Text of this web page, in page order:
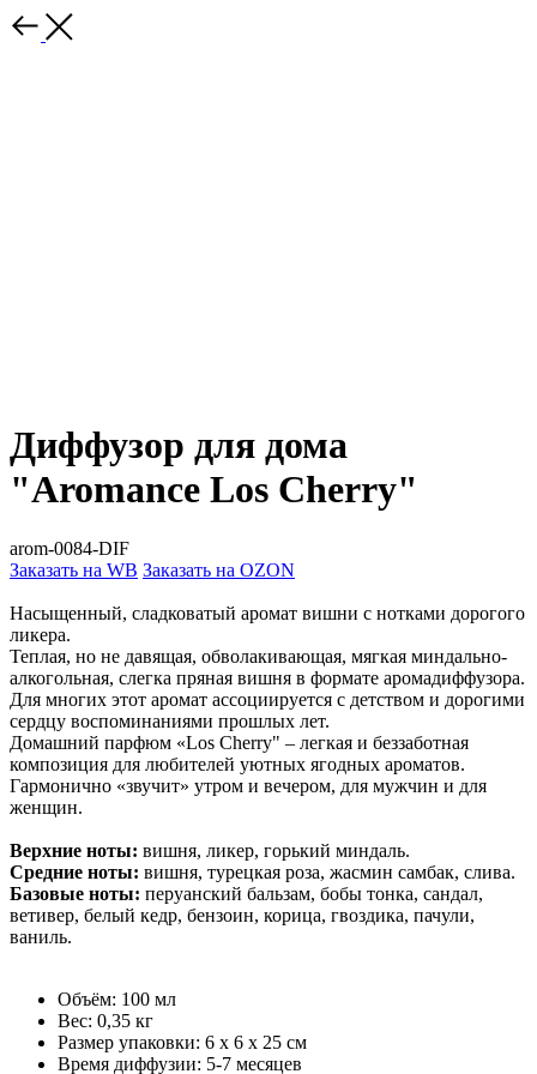
Диффузор для дома
"Aromance Lоs Сhеrrу"
arom-0084-DIF
Заказать на WB Заказать на OZON
Насыщенный, сладковатый аромат вишни с нотками дорогого
ликера.
Теплая, но не давящая, обволакивающая, мягкая миндально-
алкогольная, слегка пряная вишня в формате аромадиффузора.
Для многих этот аромат ассоциируется с детством и дорогими
сердцу воспоминаниями прошлых лет.
Домашний парфюм «Los Cherry" – легкая и беззаботная
композиция для любителей уютных ягодных ароматов.
Гармонично «звучит» утром и вечером, для мужчин и для
женщин.
Верхние ноты: вишня, ликер, горький миндаль.
Средние ноты: вишня, турецкая роза, жасмин самбак, слива.
Базовые ноты: перуанский бальзам, бобы тонка, сандал,
ветивер, белый кедр, бензоин, корица, гвоздика, пачули,
ваниль.
Объём: 100 мл
Вес: 0,35 кг
Размер упаковки: 6 x 6 x 25 см
Время диффузии: 5-7 месяцев